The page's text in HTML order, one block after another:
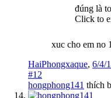
đúng là
Click to
xuc cho em no
HaiPhongxaque, 6/4/
#12
hongphong141 thích